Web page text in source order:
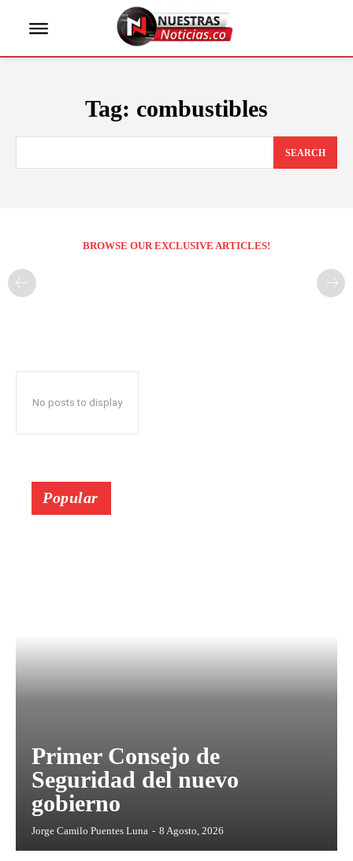
Tag: combustibles
SEARCH
BROWSE OUR EXCLUSIVE ARTICLES!
No posts to display
Popular
Primer Consejo de
Seguridad del nuevo
gobierno
Jorge Camilo Puentes Luna - 8 Agosto, 2026